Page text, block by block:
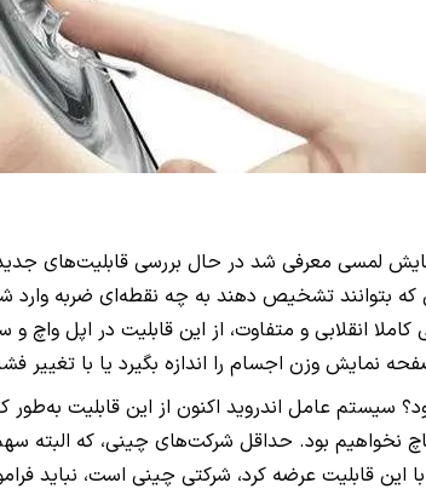
لمسی معرفی شد در حال بررسی قابلیت‌های
بتوانند تشخیص دهند به چه نقطه‌ای ضربه وارد
انقلابی و متفاوت، از این قابلیت در اپل
صفحه نمایش وزن اجسام را اندازه بگیرد یا با
بود. حداقل شرکت‌های چینی، که البته سهم
این قابلیت عرضه کرد، شرکتی چینی است،